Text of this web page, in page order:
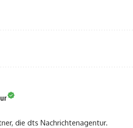
die dts Nachrichtenagentur.